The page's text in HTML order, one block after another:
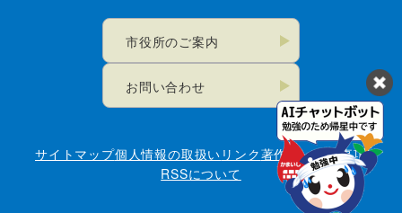
市役所のご案内
お問い合わせ
サイトマップ個人情報の取扱い リンク著作権・免責事項
RSSについて